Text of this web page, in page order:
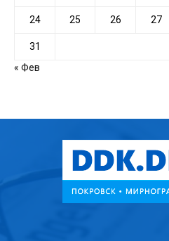
24 25 26 27
31
« Фев